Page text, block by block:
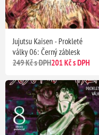
Jujutsu Kaisen - Prokleté
války 06: Černý záblesk
249 Kč s DPH201 Kč s DPH